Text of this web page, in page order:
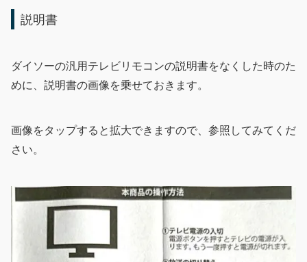
説明書
ダイソーの汎用テレビリモコンの説明書をなくした時のた
めに、説明書の画像を乗せておきます。
画像をタップすると拡大できますので、参照してみてくだ
さい。